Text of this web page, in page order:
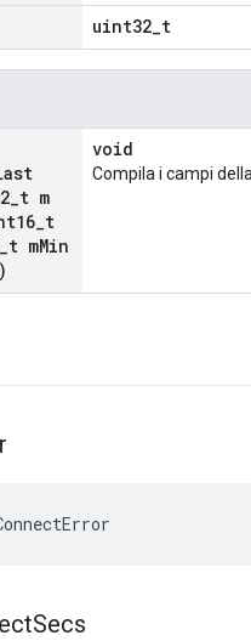
uint32_t
t m
t
t mMin
void
Compila i campi
Secs